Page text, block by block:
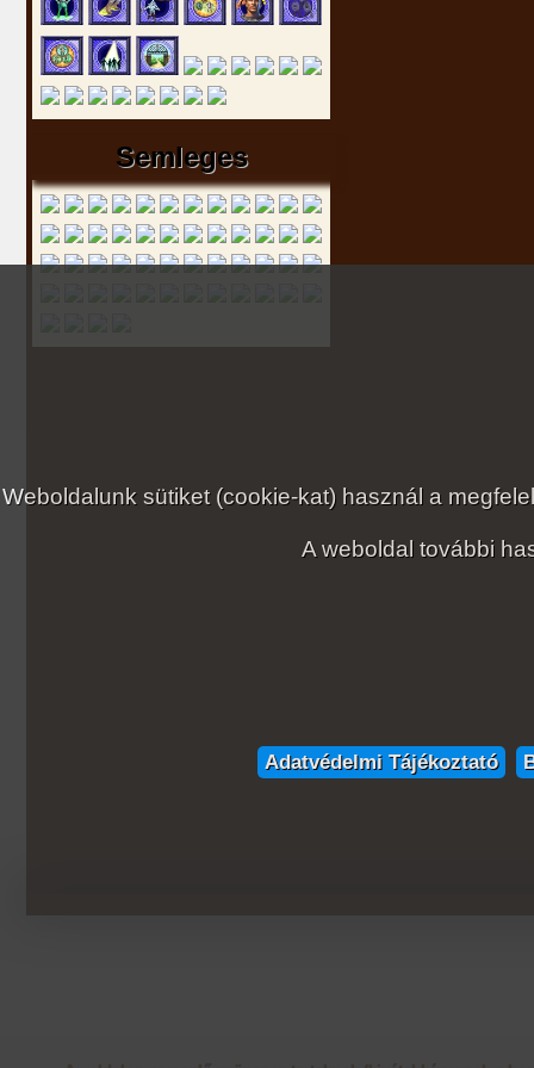
Semleges
Weboldalunk sütiket (cookie-kat) használ a
A weboldal további
Adatvédelmi Tájékoztató